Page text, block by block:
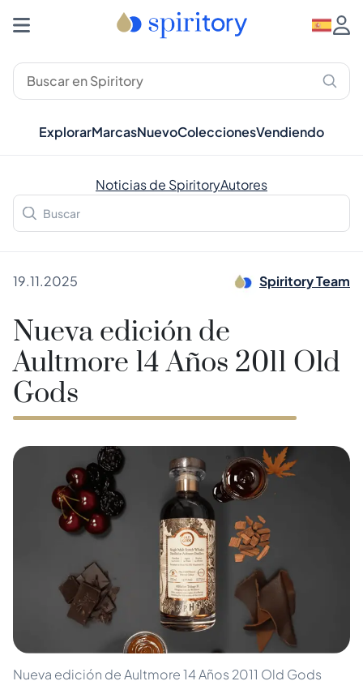
ExplorarMarcasNuevoColeccionesVendiendo
Noticias de SpiritoryAutores
19.11.2025 Spiritory Team
Nueva edición de
Aultmore 14 Años 2011 Old
Gods
Nueva edición de Aultmore 14 Años 2011 Old Gods